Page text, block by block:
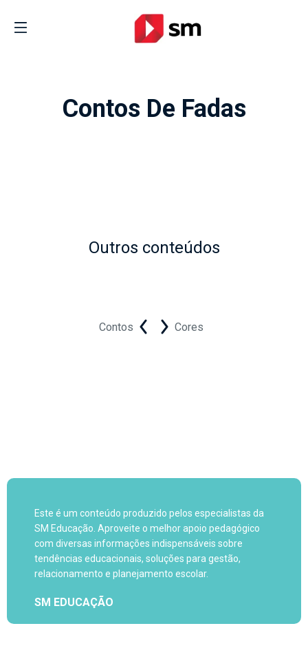
Contos De Fadas
Outros conteúdos
Contos Cores
Este é um conteúdo produzido pelos especialistas da
SM Educação. Aproveite o melhor apoio pedagógico
com diversas informações indispensáveis sobre
tendências educacionais, soluções para gestão,
relacionamento e planejamento escolar.
SM EDUCAÇÃO